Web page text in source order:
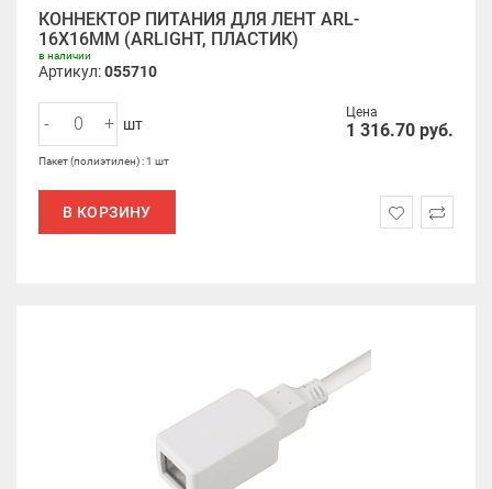
КОННЕКТОР ПИТАНИЯ ДЛЯ ЛЕНТ ARL-
16X16MM (ARLIGHT, ПЛАСТИК)
в наличии
Артикул:055710
Цена
1 316.70 руб.
- + шт
Пакет (полиэтилен) : 1 шт
В КОРЗИНУ